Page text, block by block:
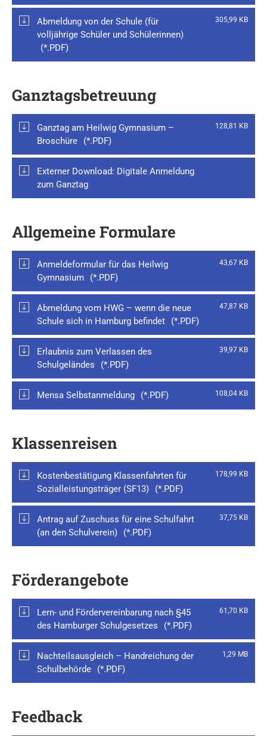
Abmeldung von der Schule (für
volljährige Schüler und Schülerinnen)
305,99 KB
Ganztagsbetreuung
Ganztag am Heilwig Gymnasium –
Broschüre
128,81 KB
Externer Download: Digitale Anmeldung
zum Ganztag
Allgemeine Formulare
Anmeldeformular für das Heilwig
Gymnasium
43,67 KB
Abmeldung vom HWG – wenn die neue
Schule sich in Hamburg befindet
47,87 KB
Erlaubnis zum Verlassen des
Schulgeländes
39,97 KB
Mensa Selbstanmeldung 108,04 KB
Klassenreisen
Kostenbestätigung Klassenfahrten für
Sozialleistungsträger (SF13)
178,99 KB
Antrag auf Zuschuss für eine Schulfahrt
(an den Schulverein)
37,75 KB
Förderangebote
Lern- und Fördervereinbarung nach §45
des Hamburger Schulgesetzes
61,70 KB
Nachteilsausgleich – Handreichung der
Schulbehörde
1,29 MB
Feedback